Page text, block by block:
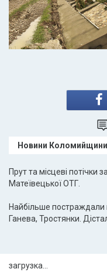
Новини Коломийщини
Прут та місцеві потічки
Матеївецької ОТГ.
Найбільше постраждали
Ганева, Тростянки.
загрузка...